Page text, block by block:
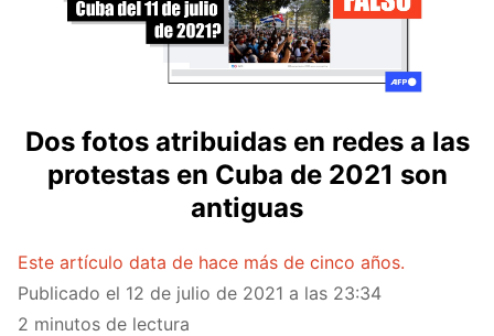
Dos fotos atribuidas en redes a las
protestas en Cuba de 2021 son
antiguas
Este artículo data de hace más de cinco años.
Publicado el 12 de julio de 2021 a las 23:34
2 minutos de lectura